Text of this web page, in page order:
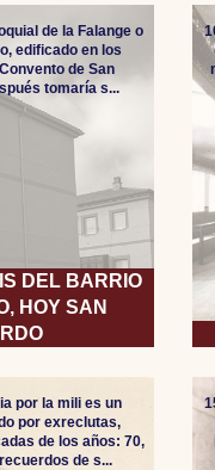
DEL BARRIO
HOY SAN
de la Falange o
edificado en los
de San
tomaría s...
por la mili es un
por exreclutas,
de los años: 70,
de s...